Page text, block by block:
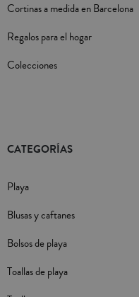
Cortinas a medida en Barcelona
Regalos para el hogar
Colecciones
CATEGORÍAS
Playa
Blusas y caftanes
Bolsos de playa
Toallas de playa